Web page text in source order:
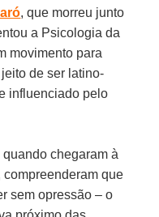
, que morreu junto
a Psicologia da
movimento para
de ser latino-
influenciado pelo
chegaram à
compreenderam que
sem opressão – o